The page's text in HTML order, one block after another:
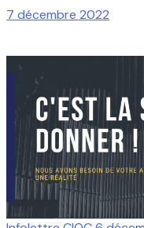
7 décembre 2022